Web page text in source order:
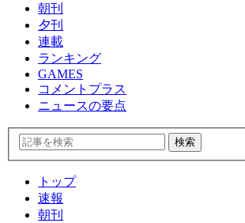
朝刊
夕刊
連載
ランキング
GAMES
コメントプラス
ニュースの要点
トップ
速報
朝刊